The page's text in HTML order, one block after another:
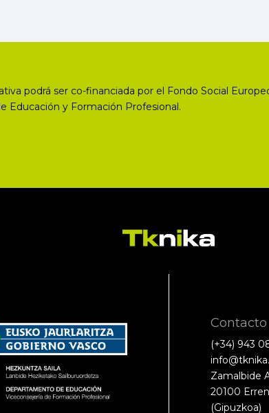
podrá ser co-financiada por el Fondo Social
Educación y Formación Profesional.
Contacto
(+34) 943
Zamalbide
20100
(Gipuzkoa)